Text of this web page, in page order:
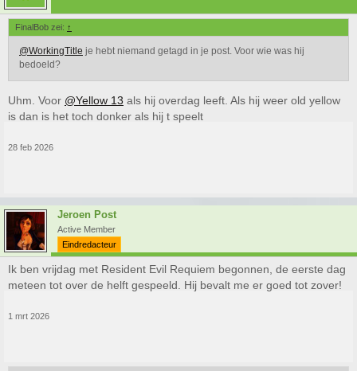
FinalBob zei: ↑
@WorkingTitle je hebt niemand getagd in je post. Voor wie was hij
bedoeld?
Uhm. Voor @Yellow 13 als hij overdag leeft. Als hij weer old yellow
is dan is het toch donker als hij t speelt
28 feb 2026
Jeroen Post
Active Member
Eindredacteur
Ik ben vrijdag met Resident Evil Requiem begonnen, de eerste dag
meteen tot over de helft gespeeld. Hij bevalt me er goed tot zover!
1 mrt 2026